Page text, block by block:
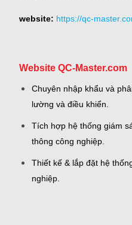
website: https://qc-
Website QC-Master.com
Chuyên nhập khẩu và
lường và điều khiển.
Tích hợp hệ thống giám
thông công nghiệp.
Thiết kế & lắp đặt hệ
nghiệp.